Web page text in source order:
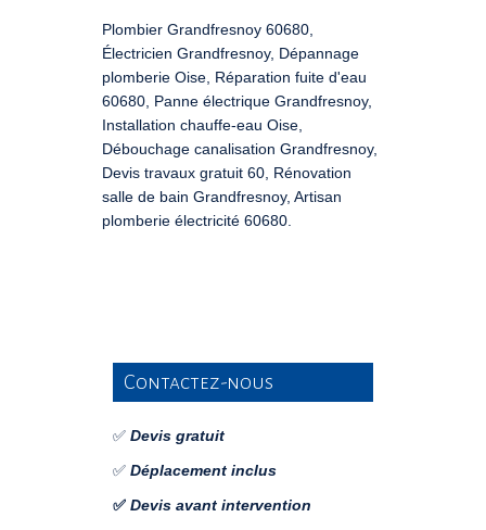
Plombier Grandfresnoy 60680,
Électricien Grandfresnoy, Dépannage
plomberie Oise, Réparation fuite d'eau
60680, Panne électrique Grandfresnoy,
Installation chauffe-eau Oise,
Débouchage canalisation Grandfresnoy,
Devis travaux gratuit 60, Rénovation
salle de bain Grandfresnoy, Artisan
plomberie électricité 60680.
Contactez-nous
✅ Devis gratuit
✅ Déplacement inclus
✅ Devis avant intervention